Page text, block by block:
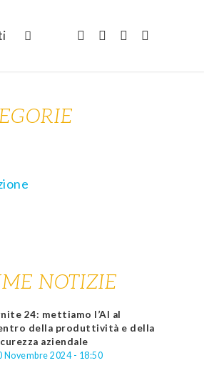
NOTIZIE
24: mettiamo l’AI al
della produttività e della
aziendale
Novembre 2024 - 18:50